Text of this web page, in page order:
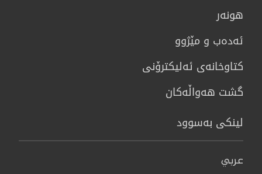
هونه‌ر
ئەدەب و مێژوو
كتاوخانه‌ی ئه‌ليكترۆنی
گشت هەواڵەکان
لینکی بەسوود
عربي